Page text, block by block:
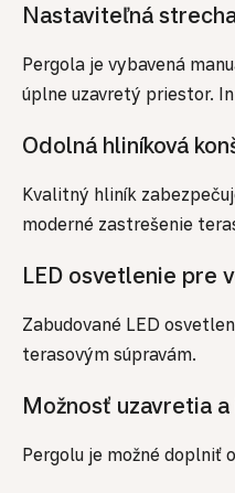
Nastaviteľná
Pergola je vybavená
úplne uzavretý priestor.
Odolná hliníková
Kvalitný hliník
moderné zastrešenie
LED osvetlenie pre
Zabudované LED
terasovým súpravám.
Možnosť uzavretia
Pergolu je možné doplniť